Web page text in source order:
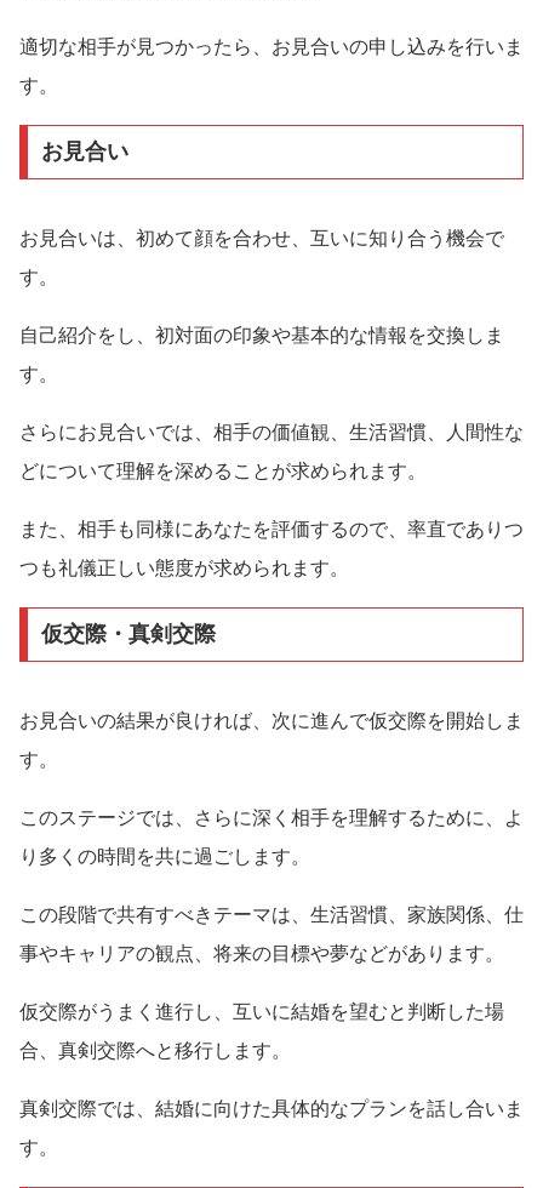
適切な相手が見つかったら、お見合いの申し込みを行いま
す。
お見合い
お見合いは、初めて顔を合わせ、互いに知り合う機会で
す。
自己紹介をし、初対面の印象や基本的な情報を交換しま
す。
さらにお見合いでは、相手の価値観、生活習慣、人間性な
どについて理解を深めることが求められます。
また、相手も同様にあなたを評価するので、率直でありつ
つも礼儀正しい態度が求められます。
仮交際・真剣交際
お見合いの結果が良ければ、次に進んで仮交際を開始しま
す。
このステージでは、さらに深く相手を理解するために、よ
り多くの時間を共に過ごします。
この段階で共有すべきテーマは、生活習慣、家族関係、仕
事やキャリアの観点、将来の目標や夢などがあります。
仮交際がうまく進行し、互いに結婚を望むと判断した場
合、真剣交際へと移行します。
真剣交際では、結婚に向けた具体的なプランを話し合いま
す。